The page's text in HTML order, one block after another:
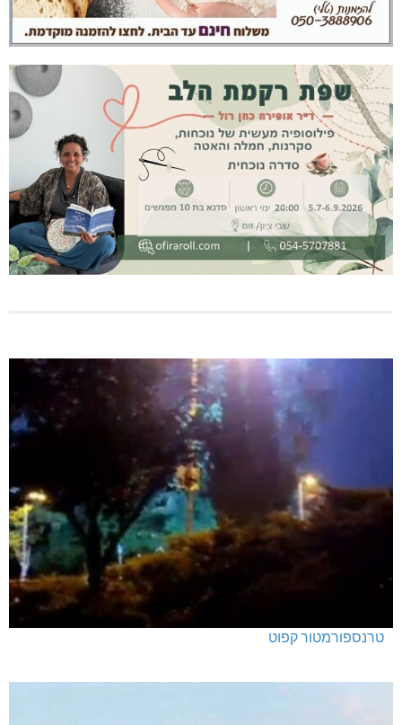
טרנספורמטור קפוט